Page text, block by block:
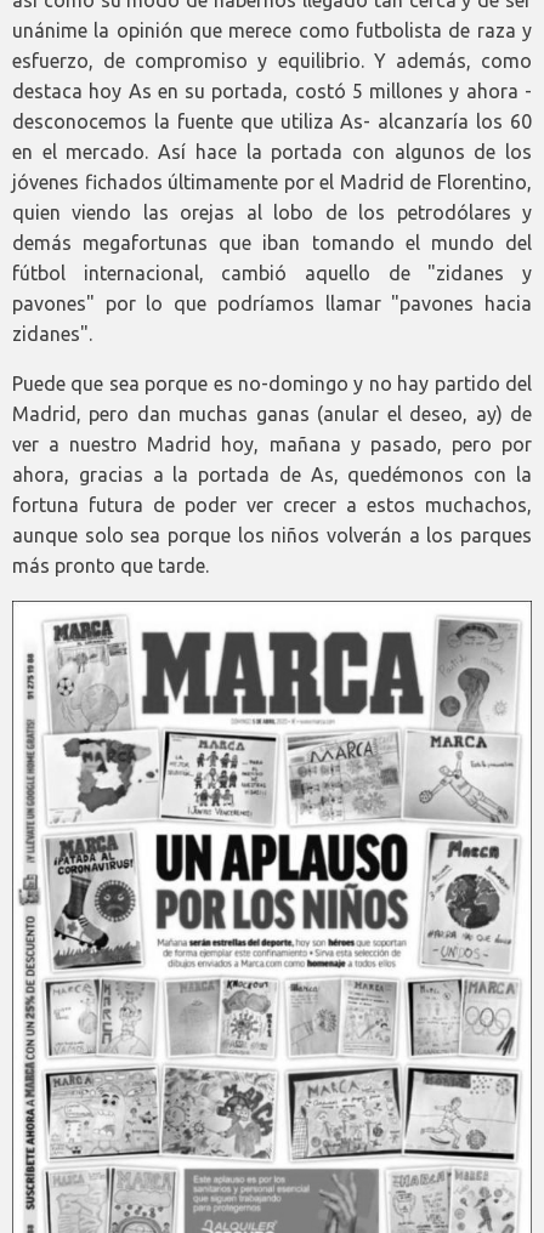
unánime la opinión que merece como futbolista de raza y
esfuerzo, de compromiso y equilibrio. Y además, como
destaca hoy As en su portada, costó 5 millones y ahora -
desconocemos la fuente que utiliza As- alcanzaría los 60
en el mercado. Así hace la portada con algunos de los
jóvenes fichados últimamente por el Madrid de Florentino,
quien viendo las orejas al lobo de los petrodólares y
demás megafortunas que iban tomando el mundo del
fútbol internacional, cambió aquello de "zidanes y
pavones" por lo que podríamos llamar "pavones hacia
zidanes".
Puede que sea porque es no-domingo y no hay partido del
Madrid, pero dan muchas ganas (anular el deseo, ay) de
ver a nuestro Madrid hoy, mañana y pasado, pero por
ahora, gracias a la portada de As, quedémonos con la
fortuna futura de poder ver crecer a estos muchachos,
aunque solo sea porque los niños volverán a los parques
más pronto que tarde.